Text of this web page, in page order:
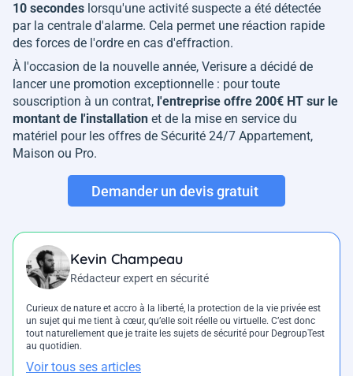
10 secondes lorsqu'une activité suspecte a été détectée
par la centrale d'alarme. Cela permet une réaction rapide
des forces de l'ordre en cas d'effraction.
À l'occasion de la nouvelle année, Verisure a décidé de
lancer une promotion exceptionnelle : pour toute
souscription à un contrat, l'entreprise offre 200€ HT sur le
montant de l'installation et de la mise en service du
matériel pour les offres de Sécurité 24/7 Appartement,
Maison ou Pro.
Demander un devis gratuit
Kevin Champeau
Rédacteur expert en sécurité
Curieux de nature et accro à la liberté, la protection de la vie privée est
un sujet qui me tient à cœur, qu’elle soit réelle ou virtuelle. C’est donc
tout naturellement que je traite les sujets de sécurité pour DegroupTest
au quotidien.
Voir tous ses articles